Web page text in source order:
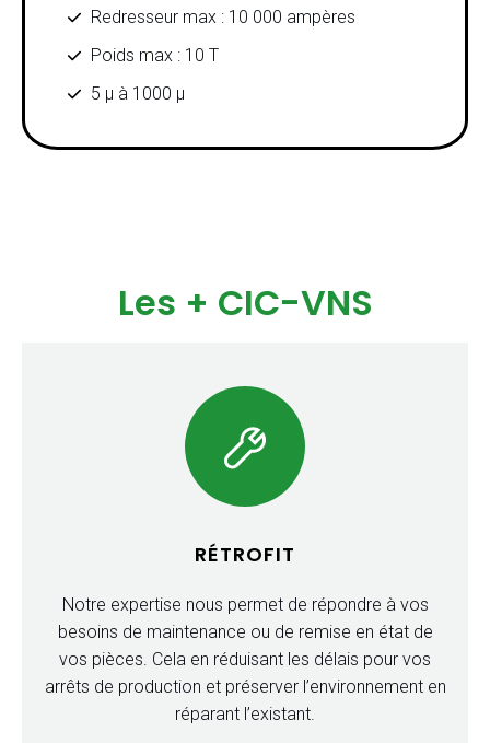
Redresseur max : 10 000 ampères
Poids max : 10 T
5 μ à 1000 μ
Les + CIC-VNS
RÉTROFIT
Notre expertise nous permet de répondre à vos
besoins de maintenance ou de remise en état de
vos pièces. Cela en réduisant les délais pour vos
arrêts de production et préserver l’environnement en
réparant l’existant.